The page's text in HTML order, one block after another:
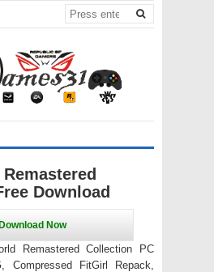
Download
Remastered Collection PC
Compressed FitGirl Repack,